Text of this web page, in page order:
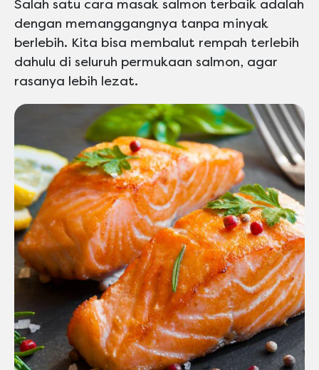
Salah satu cara masak salmon terbaik adalah
dengan memanggangnya tanpa minyak
berlebih. Kita bisa membalut rempah terlebih
dahulu di seluruh permukaan salmon, agar
rasanya lebih lezat.